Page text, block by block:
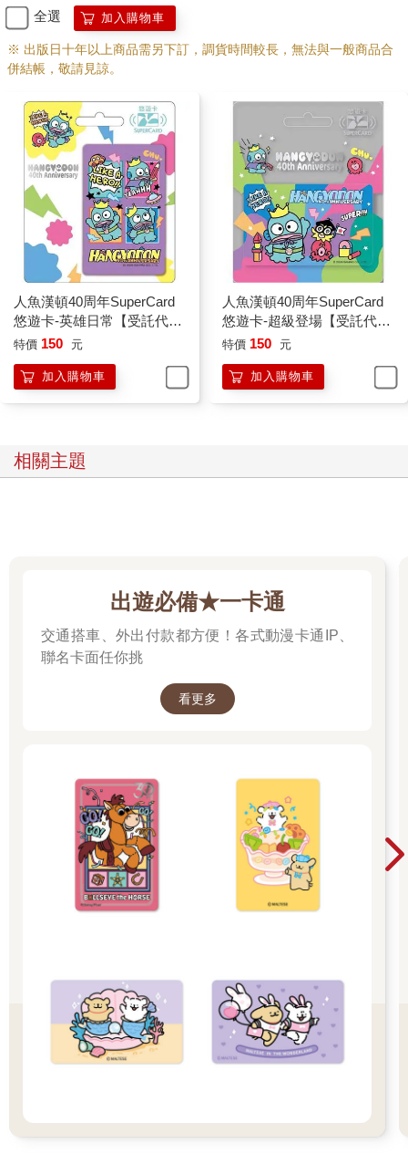
全選 加入購物車
※ 出版日十年以上商品需另下訂，調貨時間較長，無法與一般商品合
併結帳，敬請見諒。
人魚漢頓40周年SuperCard
悠遊卡-英雄日常【受託代
銷】
特價 150 元
加入購物車
人魚漢頓40周年SuperCard
悠遊卡-超級登場【受託代
銷】
特價 150 元
加入購物車
相關主題
出遊必備★一卡通
交通搭車、外出付款都方便！各式動漫卡通IP、
聯名卡面任你挑
看更多